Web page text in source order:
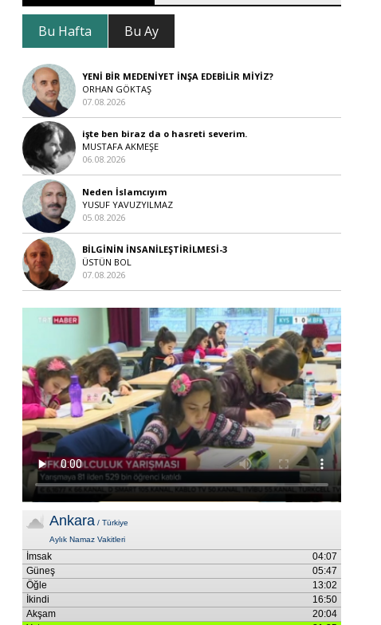
Bu Hafta Bu Ay
YENİ BİR MEDENİYET İNŞA EDEBİLİR MİYİZ?
ORHAN GÖKTAŞ
07.08.2026
işte ben biraz da o hasreti severim.
MUSTAFA AKMEŞE
06.08.2026
Neden İslamcıyım
YUSUF YAVUZYILMAZ
05.08.2026
BİLGİNİN İNSANİLEŞTİRİLMESİ-3
ÜSTÜN BOL
07.08.2026